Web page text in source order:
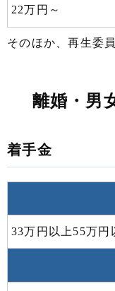
22万円～
そのほか、再生委
離婚・男
着手金
33万円以上55万円